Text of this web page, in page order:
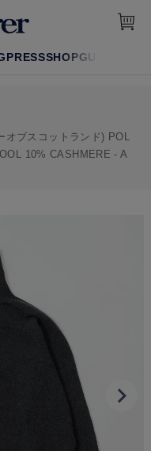
PRESSSHOPGUIDE
オブスコットランド) POL
10% CASHMERE - A